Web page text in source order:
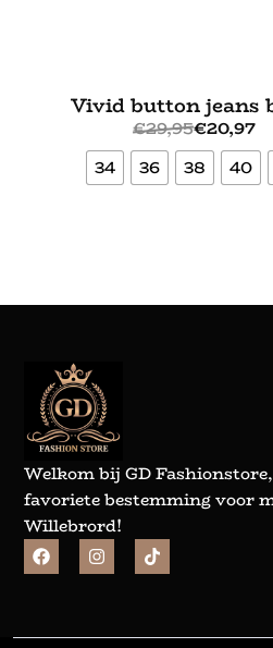
Vivid button jeans
€29,95€20,97
34
36 38 40
Welkom bij GD
favoriete bestemming voor
Willebrord!